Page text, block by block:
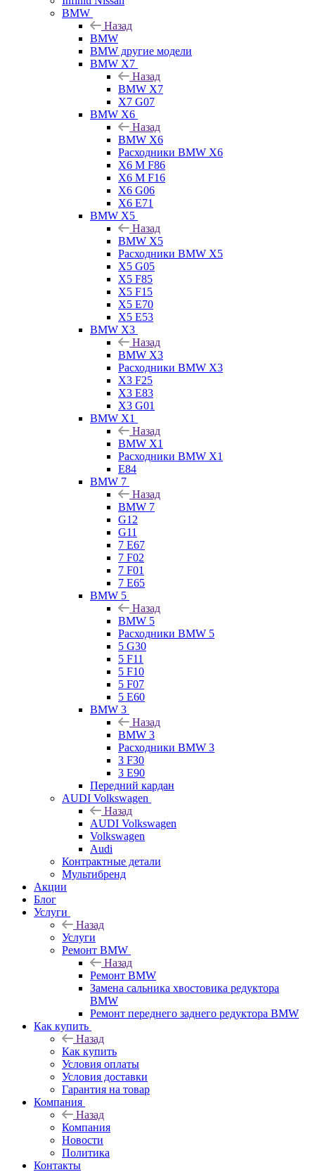
BMW
Назад
BMW
BMW другие модели
BMW X7
Назад
BMW X7
X7 G07
BMW X6
Назад
BMW X6
Расходники BMW X6
X6 M F86
X6 M F16
X6 G06
X6 E71
BMW X5
Назад
BMW X5
Расходники BMW X5
X5 G05
X5 F85
X5 F15
X5 E70
X5 E53
BMW X3
Назад
BMW X3
Расходники BMW X3
X3 F25
X3 E83
X3 G01
BMW X1
Назад
BMW X1
Расходники BMW X1
E84
BMW 7
Назад
BMW 7
G12
G11
7 Е67
7 F02
7 F01
7 E65
BMW 5
Назад
BMW 5
Расходники BMW 5
5 G30
5 F11
5 F10
5 F07
5 E60
BMW 3
Назад
BMW 3
Расходники BMW 3
3 F30
3 E90
Передний кардан
AUDI Volkswagen
Назад
AUDI Volkswagen
Volkswagen
Audi
Контрактные детали
Мультибренд
Акции
Блог
Услуги
Назад
Услуги
Ремонт BMW
Назад
Ремонт BMW
Замена сальника хвостовика редуктора
BMW
Ремонт переднего заднего редуктора BMW
Как купить
Назад
Как купить
Условия оплаты
Условия доставки
Гарантия на товар
Компания
Назад
Компания
Новости
Политика
Контакты